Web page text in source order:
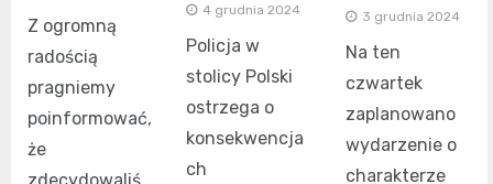
Z ogromną
radością
pragniemy
poinformować,
że
4 grudnia 2024
Policja w
stolicy Polski
ostrzega o
konsekwencja
ch
3 grudnia 2024
Na ten
czwartek
zaplanowano
wydarzenie o
charakterze